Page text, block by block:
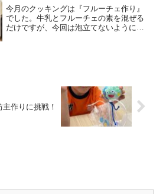
今月のクッキングは『フルーチェ作り』
でした。牛乳とフルーチェの素を混ぜる
だけですが、今回は泡立てないようにそ
主作りに挑戦！